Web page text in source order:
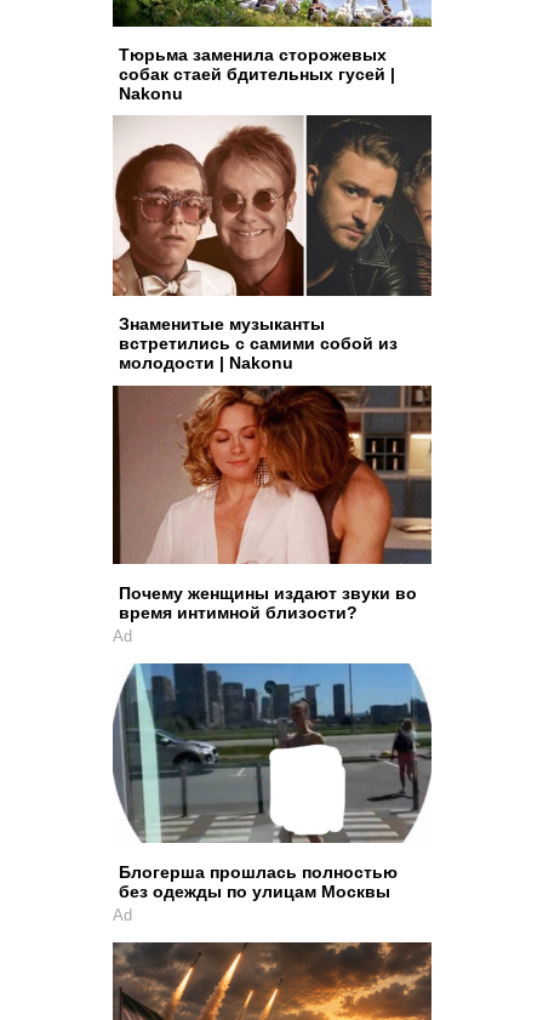
Тюрьма заменила сторожевых
собак стаей бдительных гусей |
Nakonu
Знаменитые музыканты
встретились с самими собой из
молодости | Nakonu
Почему женщины издают звуки во
время интимной близости?
Ad
Блогерша прошлась полностью
без одежды по улицам Москвы
Ad